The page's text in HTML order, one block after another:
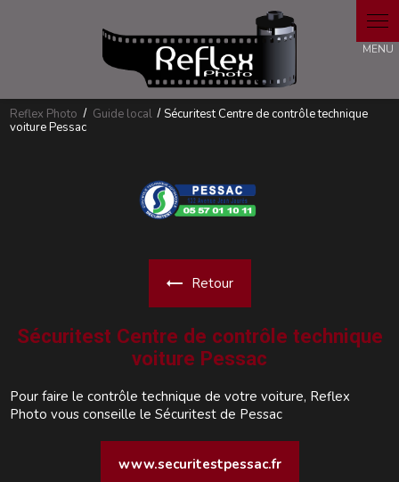
Reflex Photo Guide local
Sécuritest Centre de contrôle technique
voiture Pessac
Retour
Sécuritest Centre de contrôle technique
voiture Pessac
Pour faire le contrôle technique de votre voiture, Reflex
Photo vous conseille le Sécuritest de Pessac
www.securitestpessac.fr